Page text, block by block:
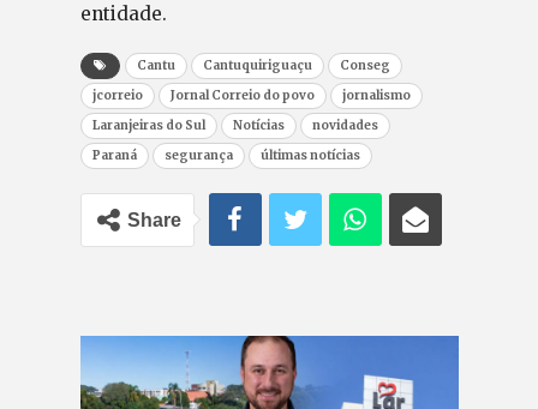
entidade.
Cantu Cantuquiriguaçu
Conseg
jcorreio
Jornal Correio do povo
jornalismo
Laranjeiras do Sul
Notícias
novidades
Paraná
segurança últimas notícias
Share